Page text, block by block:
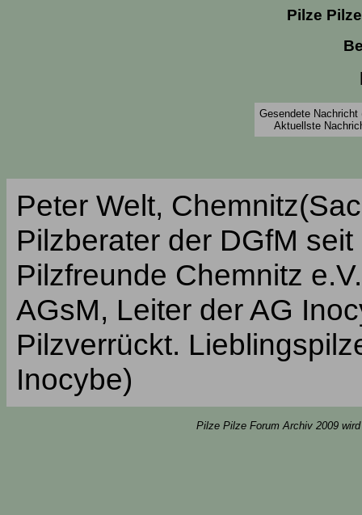
Pilze
Gesendete
Aktuellste
Peter Welt,
Pilzberater der DGfM
Pilzfreunde Chemnitz
AGsM, Leiter der AG
Pilzverrückt.
Inocybe)
Pilze Pilze Forum Archiv 2009